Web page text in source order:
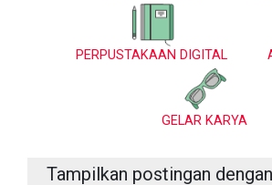
PERPUSTAKAAN DIGITAL
GELAR KARYA
Tampilkan postingan